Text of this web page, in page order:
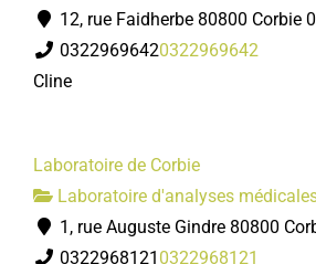
12, rue Faidherbe 80800 Corbie
03229696420322969642
Cline
Laboratoire de Corbie
Laboratoire d'analyses
1, rue Auguste Gindre 80800
0322968121 0322968121